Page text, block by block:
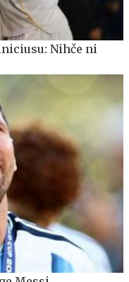
Nihče ni